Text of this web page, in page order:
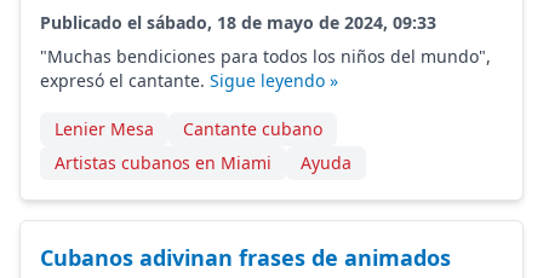
Publicado el sábado, 18 de mayo de 2024, 09:33
"Muchas bendiciones para todos los niños del mundo",
expresó el cantante. Sigue leyendo »
Lenier Mesa
Cantante cubano
Artistas cubanos en Miami
Ayuda
Cubanos adivinan frases de animados